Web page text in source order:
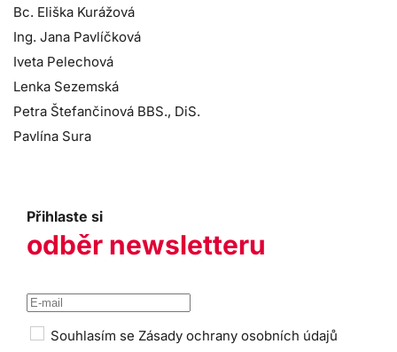
Bc. Eliška Kurážová
Ing. Jana Pavlíčková
Iveta Pelechová
Lenka Sezemská
Petra Štefančinová BBS., DiS.
Pavlína Sura
Přihlaste si
odběr newsletteru
Souhlasím se Zásady ochrany osobních údajů